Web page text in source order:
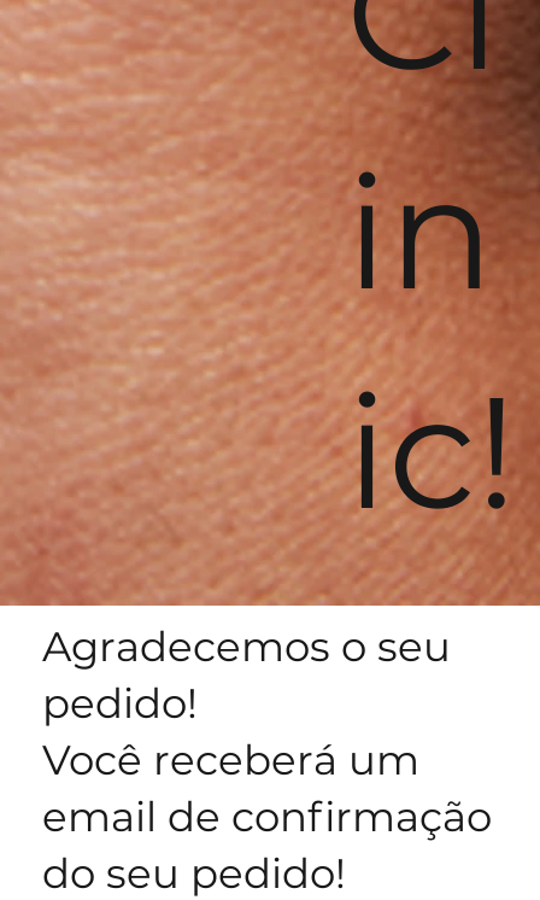
Agradecemos o seu
pedido!
Você receberá um
email de confirmação
do seu pedido!
in
ic!